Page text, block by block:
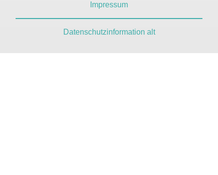
Impressum
Datenschutzinformation alt